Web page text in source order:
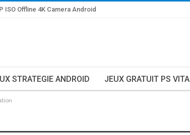
ISO Offline 4K Camera Android
STRATEGIE ANDROID JEUX GRATUIT PS VITA